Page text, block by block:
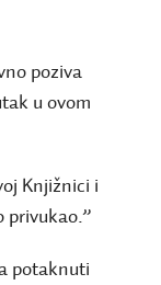
poziva
u ovom
Knjižnici i
privukao.”
potaknuti